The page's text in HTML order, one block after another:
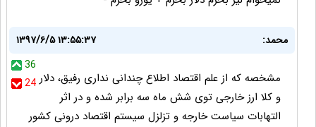
محمد:
۱۳۹۷/۶/۵ ۱۳:۵۵:۳۷
36
24 مشخصه که از علم اقتصاد اطلاع چندانی نداری رفیق، دلار
و کلا ارز خارجی توی شش ماه سه برابر شده و در اثر
التهابات سیاست خارجه و تزلزل سیستم اقتصاد درونی کشور